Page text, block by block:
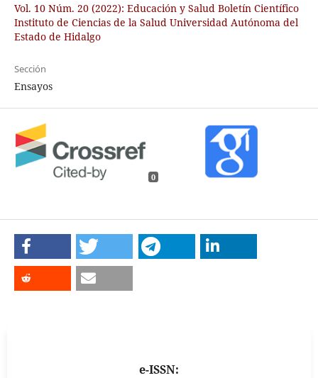
Vol. 10 Núm. 20 (2022): Educación y Salud Boletín Científico
Instituto de Ciencias de la Salud Universidad Autónoma del
Estado de Hidalgo
Sección
Ensayos
0
e-ISSN: